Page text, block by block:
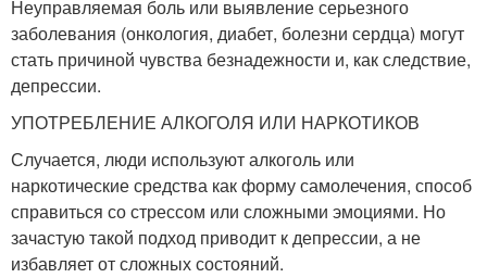
Неуправляемая боль или выявление серьезного
заболевания (онкология, диабет, болезни сердца) могут
стать причиной чувства безнадежности и, как следствие,
депрессии.
УПОТРЕБЛЕНИЕ АЛКОГОЛЯ ИЛИ НАРКОТИКОВ
Случается, люди используют алкоголь или
наркотические средства как форму самолечения, способ
справиться со стрессом или сложными эмоциями. Но
зачастую такой подход приводит к депрессии, а не
избавляет от сложных состояний.